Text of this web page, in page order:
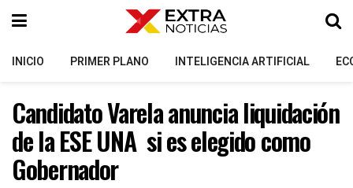
INICIO PRIMER PLANO INTELIGENCIA ARTIFICIAL
Candidato Varela anuncia liquidación
de la ESE UNA si es elegido como
Gobernador